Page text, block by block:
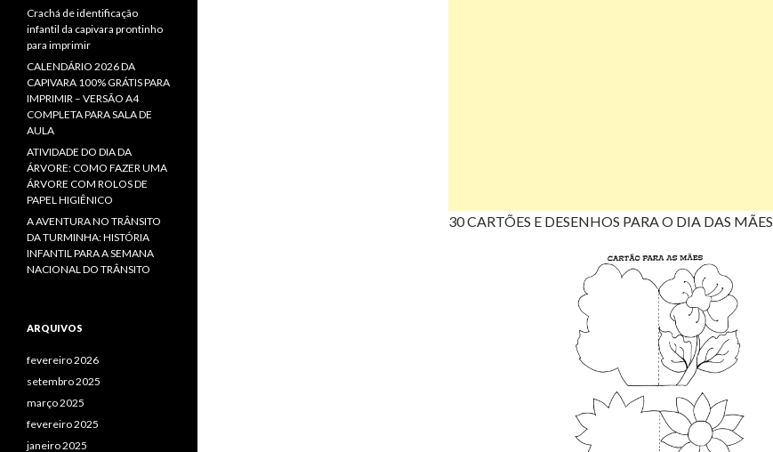
30 CARTÕES E DESENHOS PARA O DIA DAS MÃES
Crachá de identificação
infantil da capivara prontinho
para imprimir
CALENDÁRIO 2026 DA
CAPIVARA 100% GRÁTIS PARA
IMPRIMIR – VERSÃO A4
COMPLETA PARA SALA DE
AULA
ATIVIDADE DO DIA DA
ÁRVORE: COMO FAZER UMA
ÁRVORE COM ROLOS DE
PAPEL HIGIÊNICO
A AVENTURA NO TRÂNSITO
DA TURMINHA: HISTÓRIA
INFANTIL PARA A SEMANA
NACIONAL DO TRÂNSITO
ARQUIVOS
fevereiro 2026
setembro 2025
março 2025
fevereiro 2025
janeiro 2025